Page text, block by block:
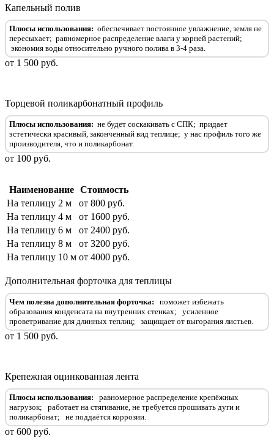
Капельный полив
Плюсы использования: обеспечивает постоянное увлажнение, земля не
пересыхает; равномерное распределение влаги у корней растений;
экономия воды относительно ручного полива в 3-4 раза.
от 1 500 руб.
Торцевой поликарбонатный профиль
Плюсы использования: не будет соскакивать с СПК; придает
эстетически красивый, законченный вид теплице; у нас профиль того же
производителя, что и поликарбонат.
от 100 руб.
Наименование Стоимость
На теплицу 2 м
от 800 руб.
На теплицу 4 м
от 1600 руб.
На теплицу 6 м
от 2400 руб.
На теплицу 8 м
от 3200 руб.
На теплицу 10 м от 4000 руб.
Дополнительная форточка для теплицы
Чем полезна дополнительная форточка:
поможет избежать
образования конденсата на внутренних стенках;
усиленное
проветривание для длинных теплиц;
защищает от выгорания листьев.
от 1 500 руб.
Крепежная оцинкованная лента
Плюсы использования:
равномерное распределение крепёжных
нагрузок;
работает на стягивание, не требуется прошивать дуги и
поликарбонат;
не поддаётся коррозии.
от 600 руб.